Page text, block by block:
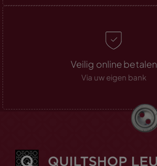
Veilig online betalen
Via uw eigen bank